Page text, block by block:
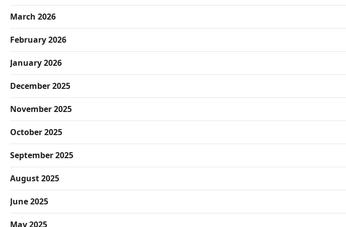
March 2026
February 2026
January 2026
December 2025
November 2025
October 2025
September 2025
August 2025
June 2025
May 2025